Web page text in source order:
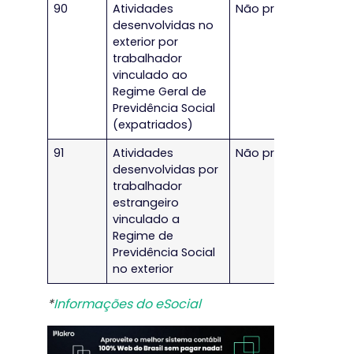
90
Atividades
desenvolvidas no
exterior por
trabalhador
vinculado ao
Regime Geral de
Previdência Social
(expatriados)
Não preencher
91
Atividades
desenvolvidas por
trabalhador
estrangeiro
vinculado a
Regime de
Previdência Social
no exterior
Não preencher
*Informações do eSocial